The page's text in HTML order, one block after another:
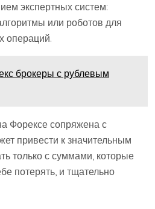
экспертных систем:
или роботов для
операций.
брокеры с рублевым
Форексе сопряжена с
привести к значительным
только с суммами, которые
потерять, и тщательно